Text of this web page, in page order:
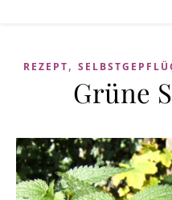
REZEPT,
Grüne